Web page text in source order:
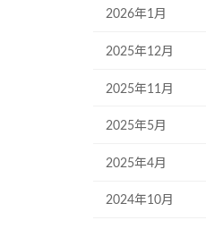
2026年1月
2025年12月
2025年11月
2025年5月
2025年4月
2024年10月